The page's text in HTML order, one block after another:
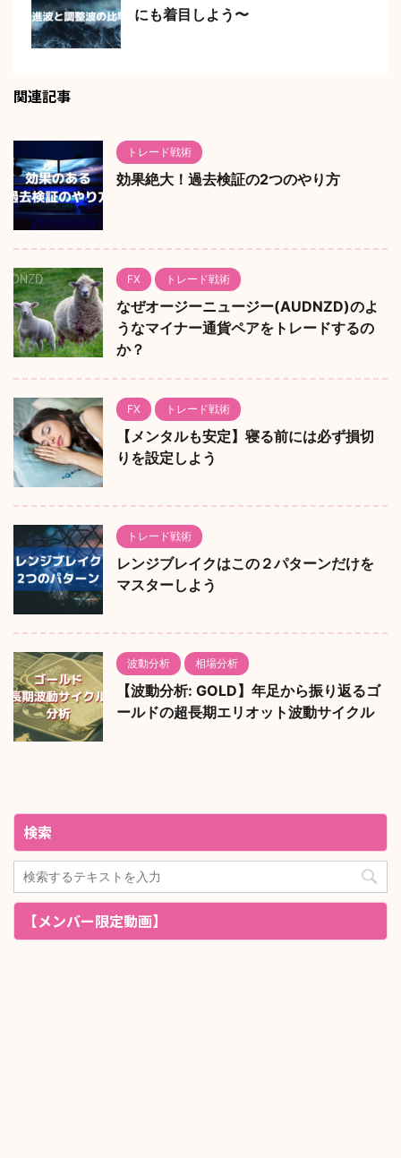
にも着目しよう〜
関連記事
トレード戦術
効果絶大！過去検証の2つのやり方
FX トレード戦術
なぜオージーニュージー(AUDNZD)のよ
うなマイナー通貨ペアをトレードするの
か？
FX トレード戦術
【メンタルも安定】寝る前には必ず損切
りを設定しよう
トレード戦術
レンジブレイクはこの２パターンだけを
マスターしよう
波動分析 相場分析
【波動分析: GOLD】年足から振り返るゴ
ールドの超長期エリオット波動サイクル
検索
【メンバー限定動画】